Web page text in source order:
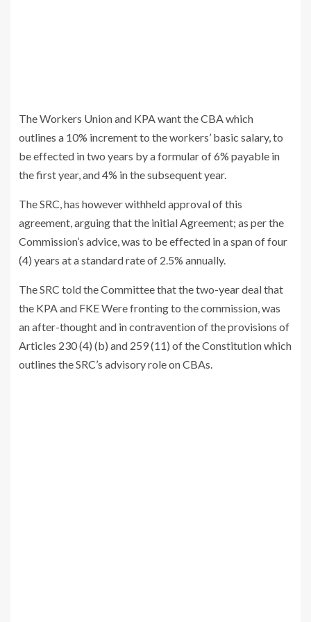
The Workers Union and KPA want the CBA which
outlines a 10% increment to the workers’ basic salary, to
be effected in two years by a formular of 6% payable in
the first year, and 4% in the subsequent year.
The SRC, has however withheld approval of this
agreement, arguing that the initial Agreement; as per the
Commission’s advice, was to be effected in a span of four
(4) years at a standard rate of 2.5% annually.
The SRC told the Committee that the two-year deal that
the KPA and FKE Were fronting to the commission, was
an after-thought and in contravention of the provisions of
Articles 230 (4) (b) and 259 (11) of the Constitution which
outlines the SRC’s advisory role on CBAs.